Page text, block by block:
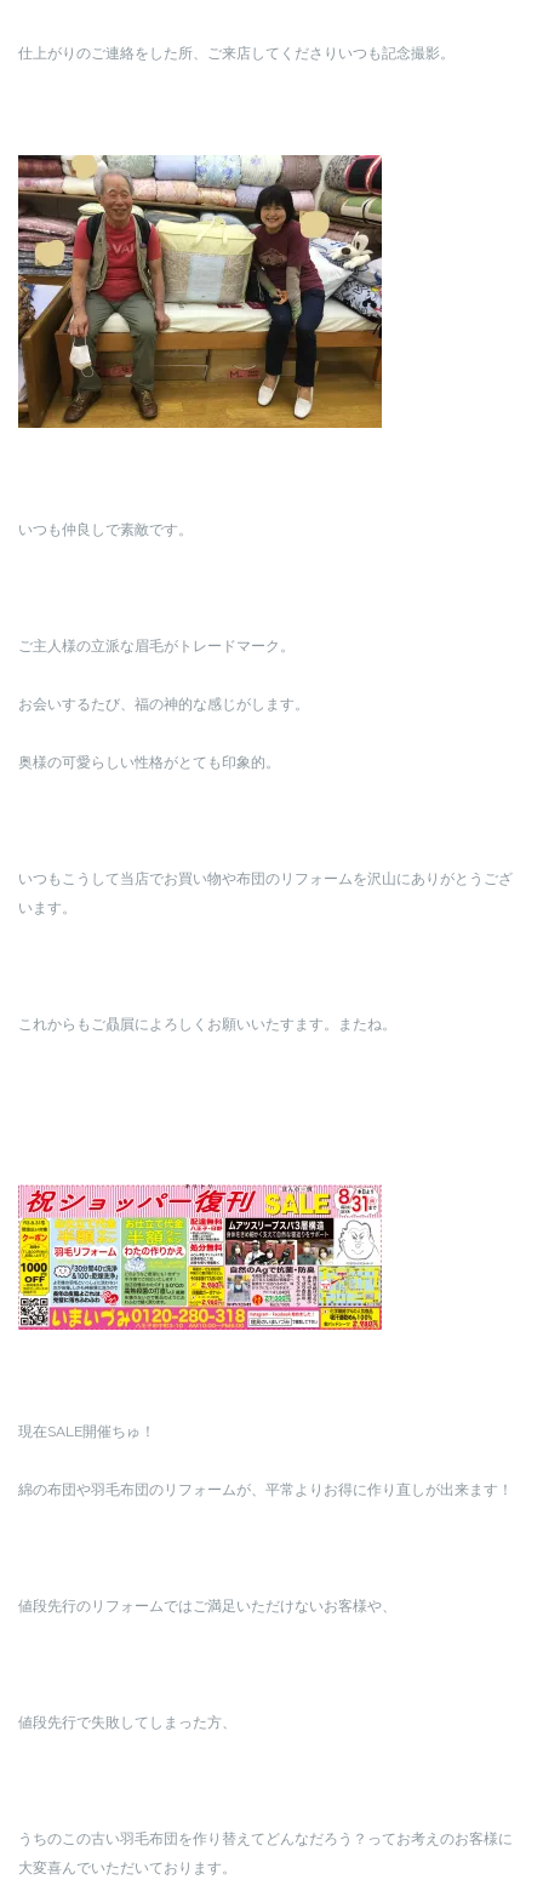
仕上がりのご連絡をした所、ご来店してくださりいつも記念撮影。
いつも仲良しで素敵です。
ご主人様の立派な眉毛がトレードマーク。
お会いするたび、福の神的な感じがします。
奥様の可愛らしい性格がとても印象的。
いつもこうして当店でお買い物や布団のリフォームを沢山にありがとうござ
います。
これからもご贔屓によろしくお願いいたすます。またね。
現在SALE開催ちゅ！
綿の布団や羽毛布団のリフォームが、平常よりお得に作り直しが出来ます！
値段先行のリフォームではご満足いただけないお客様や、
値段先行で失敗してしまった方、
うちのこの古い羽毛布団を作り替えてどんなだろう？ってお考えのお客様に
大変喜んでいただいております。